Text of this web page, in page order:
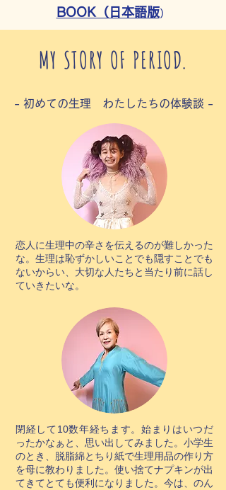
BOOK（日本語版）
MY STORY OF PERIOD.
- 初めての生理 わたしたちの体験談 -
恋人に生理中の辛さを伝えるのが難しかった
な。生理は恥ずかしいことでも隠すことでも
ないからい、大切な人たちと当たり前に話し
ていきたいな。
閉経して10数年経ちます。始まりはいつだ
ったかなぁと、思い出してみました。小学生
のとき、脱脂綿とちり紙で生理用品の作り方
を母に教わりました。使い捨てナプキンが出
てきてとても便利になりました。今は、のん